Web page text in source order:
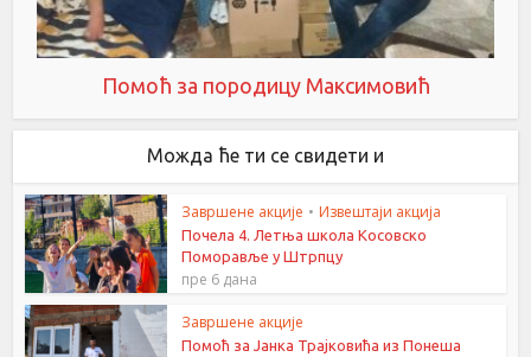
Помоћ за породицу Максимовић
Можда ће ти се свидети и
Завршене акције • Извештаји акција
Почела 4. Летња школа Косовско
Поморавље у Штрпцу
пре 6 дана
Завршене акције
Помоћ за Јанка Трајковића из Понеша